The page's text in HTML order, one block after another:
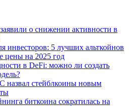
о снижении активности в
инвесторов: 5 лучших альткойнов
цены на 2025 год
в DeFi: можно ли создать
назвал стейблкоины новым
биткоина сократилась на